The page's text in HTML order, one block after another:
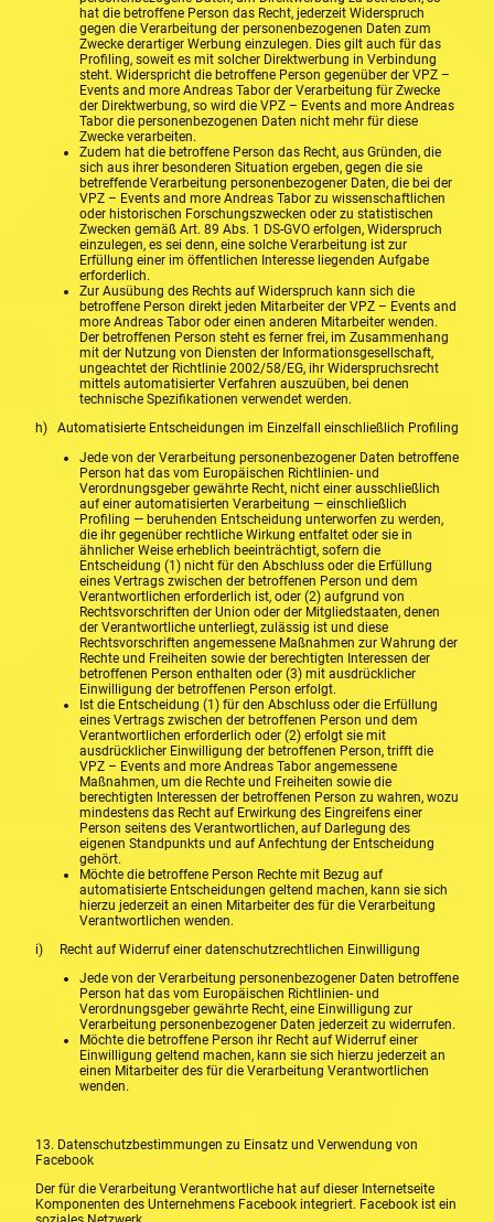
hat die betroffene Person das Recht, jederzeit Widerspruch
gegen die Verarbeitung der personenbezogenen Daten zum
Zwecke derartiger Werbung einzulegen. Dies gilt auch für das
Profiling, soweit es mit solcher Direktwerbung in Verbindung
steht. Widerspricht die betroffene Person gegenüber der VPZ –
Events and more Andreas Tabor der Verarbeitung für Zwecke
der Direktwerbung, so wird die VPZ – Events and more Andreas
Tabor die personenbezogenen Daten nicht mehr für diese
Zwecke verarbeiten.
Zudem hat die betroffene Person das Recht, aus Gründen, die
sich aus ihrer besonderen Situation ergeben, gegen die sie
betreffende Verarbeitung personenbezogener Daten, die bei der
VPZ – Events and more Andreas Tabor zu wissenschaftlichen
oder historischen Forschungszwecken oder zu statistischen
Zwecken gemäß Art. 89 Abs. 1 DS-GVO erfolgen, Widerspruch
einzulegen, es sei denn, eine solche Verarbeitung ist zur
Erfüllung einer im öffentlichen Interesse liegenden Aufgabe
erforderlich.
Zur Ausübung des Rechts auf Widerspruch kann sich die
betroffene Person direkt jeden Mitarbeiter der VPZ – Events and
more Andreas Tabor oder einen anderen Mitarbeiter wenden.
Der betroffenen Person steht es ferner frei, im Zusammenhang
mit der Nutzung von Diensten der Informationsgesellschaft,
ungeachtet der Richtlinie 2002/58/EG, ihr Widerspruchsrecht
mittels automatisierter Verfahren auszuüben, bei denen
technische Spezifikationen verwendet werden.
h) Automatisierte Entscheidungen im Einzelfall einschließlich Profiling
Jede von der Verarbeitung personenbezogener Daten betroffene
Person hat das vom Europäischen Richtlinien- und
Verordnungsgeber gewährte Recht, nicht einer ausschließlich
auf einer automatisierten Verarbeitung — einschließlich
Profiling — beruhenden Entscheidung unterworfen zu werden,
die ihr gegenüber rechtliche Wirkung entfaltet oder sie in
ähnlicher Weise erheblich beeinträchtigt, sofern die
Entscheidung (1) nicht für den Abschluss oder die Erfüllung
eines Vertrags zwischen der betroffenen Person und dem
Verantwortlichen erforderlich ist, oder (2) aufgrund von
Rechtsvorschriften der Union oder der Mitgliedstaaten, denen
der Verantwortliche unterliegt, zulässig ist und diese
Rechtsvorschriften angemessene Maßnahmen zur Wahrung der
Rechte und Freiheiten sowie der berechtigten Interessen der
betroffenen Person enthalten oder (3) mit ausdrücklicher
Einwilligung der betroffenen Person erfolgt.
Ist die Entscheidung (1) für den Abschluss oder die Erfüllung
eines Vertrags zwischen der betroffenen Person und dem
Verantwortlichen erforderlich oder (2) erfolgt sie mit
ausdrücklicher Einwilligung der betroffenen Person, trifft die
VPZ – Events and more Andreas Tabor angemessene
Maßnahmen, um die Rechte und Freiheiten sowie die
berechtigten Interessen der betroffenen Person zu wahren, wozu
mindestens das Recht auf Erwirkung des Eingreifens einer
Person seitens des Verantwortlichen, auf Darlegung des
eigenen Standpunkts und auf Anfechtung der Entscheidung
gehört.
Möchte die betroffene Person Rechte mit Bezug auf
automatisierte Entscheidungen geltend machen, kann sie sich
hierzu jederzeit an einen Mitarbeiter des für die Verarbeitung
Verantwortlichen wenden.
i) Recht auf Widerruf einer datenschutzrechtlichen Einwilligung
Jede von der Verarbeitung personenbezogener Daten betroffene
Person hat das vom Europäischen Richtlinien- und
Verordnungsgeber gewährte Recht, eine Einwilligung zur
Verarbeitung personenbezogener Daten jederzeit zu widerrufen.
Möchte die betroffene Person ihr Recht auf Widerruf einer
Einwilligung geltend machen, kann sie sich hierzu jederzeit an
einen Mitarbeiter des für die Verarbeitung Verantwortlichen
wenden.
13. Datenschutzbestimmungen zu Einsatz und Verwendung von
Facebook
Der für die Verarbeitung Verantwortliche hat auf dieser Internetseite
Komponenten des Unternehmens Facebook integriert. Facebook ist ein